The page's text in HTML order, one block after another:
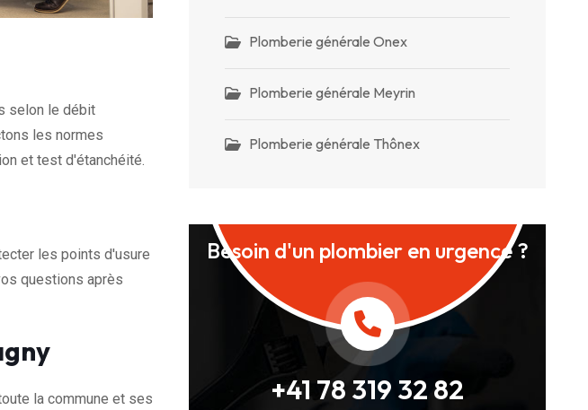
selon le débit
les normes
et test d'étanchéité.
les points d'usure
questions après
la commune et ses
Plomberie générale Onex
Plomberie générale Meyrin
Plomberie générale Thônex
Besoin d'un plombier en urgence ?
+41 78 319 32 82